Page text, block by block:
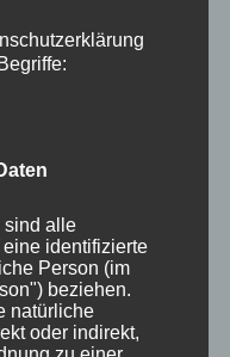
genau weiß, was sie
gehört sie bereits
Art respektiert
sind alle
eine identifizierte
Person (im
beziehen.
natürliche
oder indirekt,